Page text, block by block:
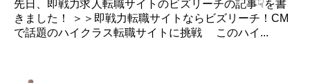
先日、即戦力求人転職サイトのビズリーチの記事☟を書
きました！ ＞＞即戦力転職サイトならビズリーチ！CM
で話題のハイクラス転職サイトに挑戦 このハイ...